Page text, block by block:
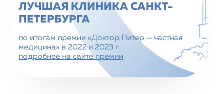
ЛУЧШАЯ КЛИНИКА CАНКТ-
ПЕТЕРБУРГА
по итогам премии «Доктор Питер — частная
медицина» в 2022 и 2023 г.
подробнее на сайте премии